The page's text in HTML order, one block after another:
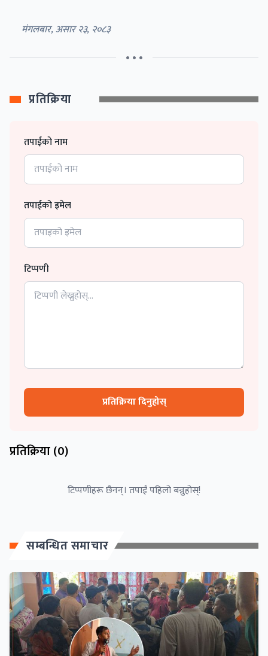
मंगलबार, असार २३, २०८३
• • •
प्रतिक्रिया
तपाईको नाम
तपाईको इमेल
टिप्पणी
प्रतिक्रिया दिनुहोस्
प्रतिक्रिया (0)
टिप्पणीहरू छैनन्। तपाईं पहिलो बन्नुहोस्!
सम्बन्धित समाचार